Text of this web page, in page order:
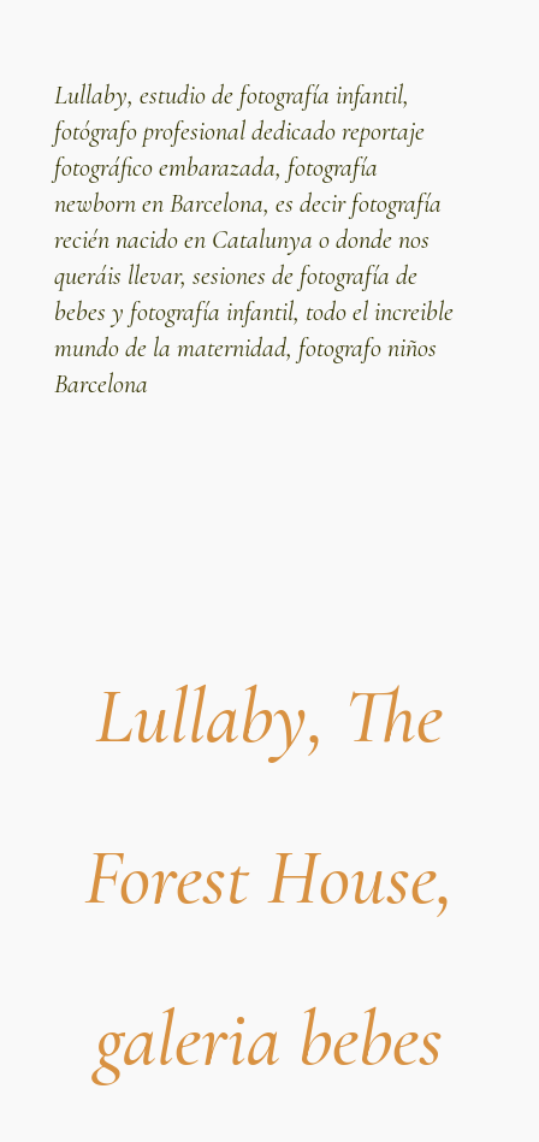
Lullaby, estudio de fotografía infantil,
fotógrafo profesional dedicadoreportaje
fotográfico embarazada, fotografía
newborn en Barcelona, es decirfotografía
recién nacidoen Catalunya o donde nos
queráis llevar, sesiones de fotografía de
bebes y fotografía infantil, todo el increible
mundo de la maternidad, fotografo niños
Barcelona
Lullaby, The
Forest House,
galeria bebes